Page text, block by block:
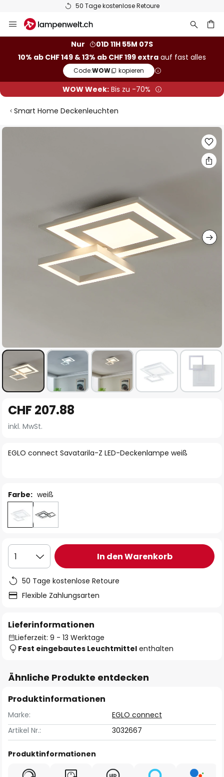
50 Tage kostenlose Retoure
Inhalt
Nur
01D 11H 55M 06S
10% ab CHF 149 & 13% ab CHF 199 extra auf fast alles
Code:WOW kopieren
WOW Week:Bis zu -70%
Smart Home Deckenleuchten
Zum
Anfang
der
springen
EGLO connect Savatarila-Z LED-Deckenlampe weiß
CHF 207.88
inkl. MwSt.
Farbe: weiß
1 In den Warenkorb
50 Tage kostenlose Retoure
Flexible Zahlungsarten
Lieferinformationen
Lieferzeit: 9 - 13 Werktage
Fest eingebautes Leuchtmittel enthalten
Ähnliche Produkte entdecken
Produktinformationen
Marke:
EGLO connect
Artikel Nr.:
3032667
Produktinformationen